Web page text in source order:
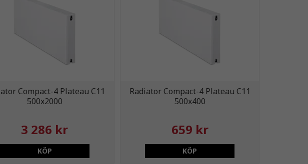
Compact-4 Plateau C11
500x2000
3 286 kr
KÖP
Radiator Compact-4 Plateau C11
500x400
659 kr
KÖP